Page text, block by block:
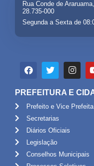
Rua Conde de
28.735-000
Segunda a Sexta de
PREFEITURA E
Prefeito e Vice Prefeita
Secretarias
Diários Oficiais
Legislação
Conselhos Municipais